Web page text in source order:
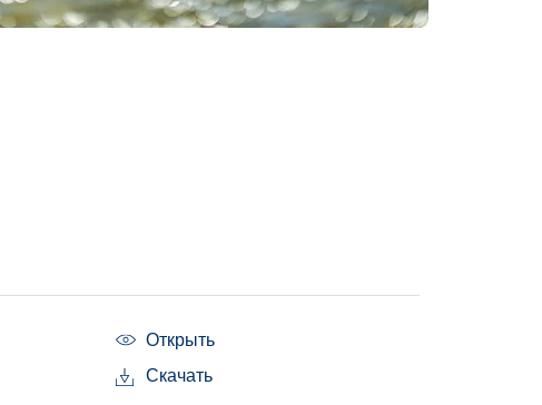
Открыть
Скачать